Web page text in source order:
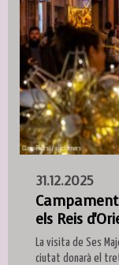
31.12.2025
els Reis
La visita de Ses
ciutat donarà el